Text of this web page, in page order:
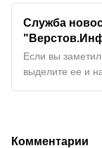
Служба
Если вы
выделите ее и
Комментарии